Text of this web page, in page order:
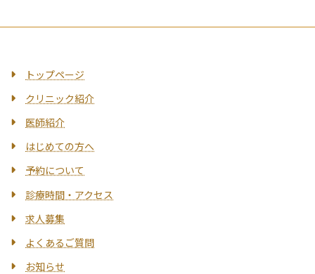
トップページ
クリニック紹介
医師紹介
はじめての方へ
予約について
診療時間・アクセス
求人募集
よくあるご質問
お知らせ